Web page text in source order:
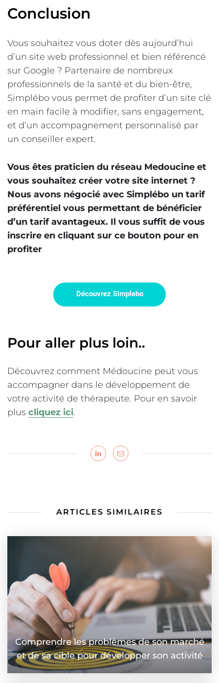
Conclusion
Vous souhaitez vous doter dès aujourd’hui
d’un site web professionnel et bien référencé
sur Google ? Partenaire de nombreux
professionnels de la santé et du bien-être,
Simplébo vous permet de profiter d’un site clé
en main facile à modifier, sans engagement,
et d’un accompagnement personnalisé par
un conseiller expert.
Vous êtes praticien du réseau Medoucine et
vous souhaitez créer votre site internet ?
Nous avons négocié avec Simplébo un tarif
préférentiel vous permettant de bénéficier
d’un tarif avantageux. Il vous suffit de vous
inscrire en cliquant sur ce bouton pour en
profiter
Pour aller plus loin..
Découvrez comment Médoucine peut vous
accompagner dans le développement de
votre activité de thérapeute. Pour en savoir
plus cliquez ici.
ARTICLES SIMILAIRES
Comprendre les problèmes de son marché
et de sa cible pour développer son activité